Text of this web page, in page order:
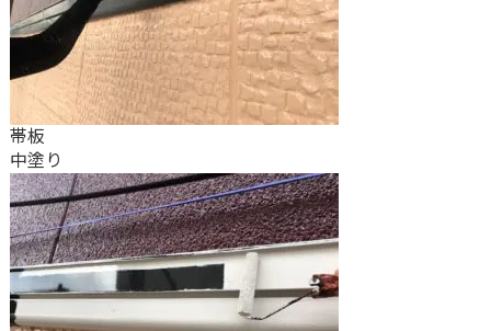
帯板
中塗り